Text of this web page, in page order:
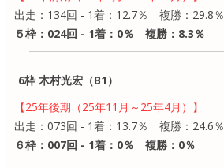
出走：134回 - 1着：12.7％ 複勝：29.8％
５枠：024回 - 1着：0％ 複勝：8.3％
6枠 木村光宏（B1）
【25年後期（25年11月～25年4月）】
出走：073回 - 1着：13.7％ 複勝：24.6％
６枠：007回 - 1着：0％ 複勝：0％